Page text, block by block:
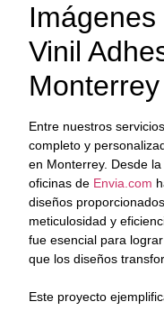
Vinil
Entre nuestros
completo y
en Monterrey. Desde
oficinas de Envia.com
diseños
meticulosidad y
fue esencial para
que los diseños
Este proyecto